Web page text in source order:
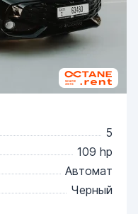
5
109 hp
Автомат
Черный